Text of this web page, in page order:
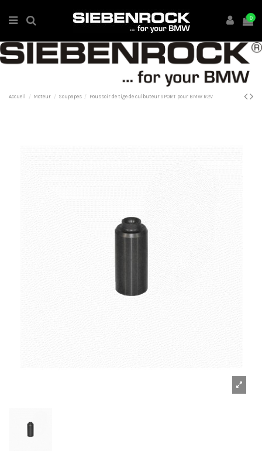
0
Accueil Moteur Soupapes Poussoir de tige de culbuteur SPORT pour BMW R2V